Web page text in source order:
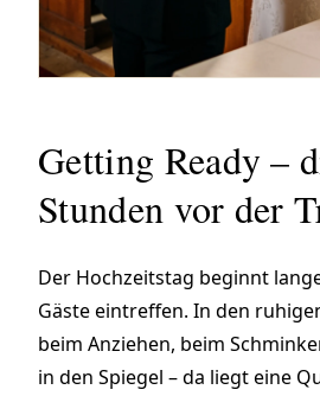
Getting Ready –
Stunden vor der
Der Hochzeitstag beginnt
Gäste eintreffen. In den
beim Anziehen, beim
in den Spiegel – da liegt eine